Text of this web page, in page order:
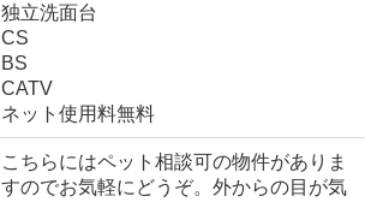
独立洗面台
CS
BS
CATV
ネット使用料無料
こちらにはペット相談可の物件がありま
すのでお気軽にどうぞ。外からの目が気